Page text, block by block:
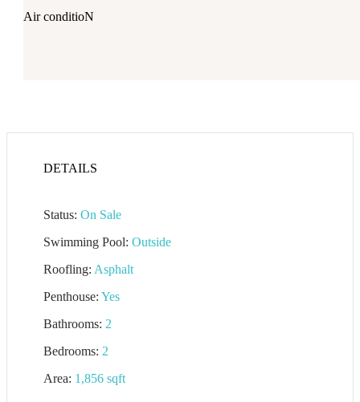
Air conditioN
DETAILS
Status: On Sale
Swimming Pool: Outside
Roofling: Asphalt
Penthouse: Yes
Bathrooms: 2
Bedrooms: 2
Area: 1,856 sqft